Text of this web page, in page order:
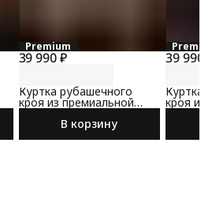
Premium
39 990 ₽
Куртка рубашечного
кроя из премиальной
В корзину
39 990
Куртка
кроя из